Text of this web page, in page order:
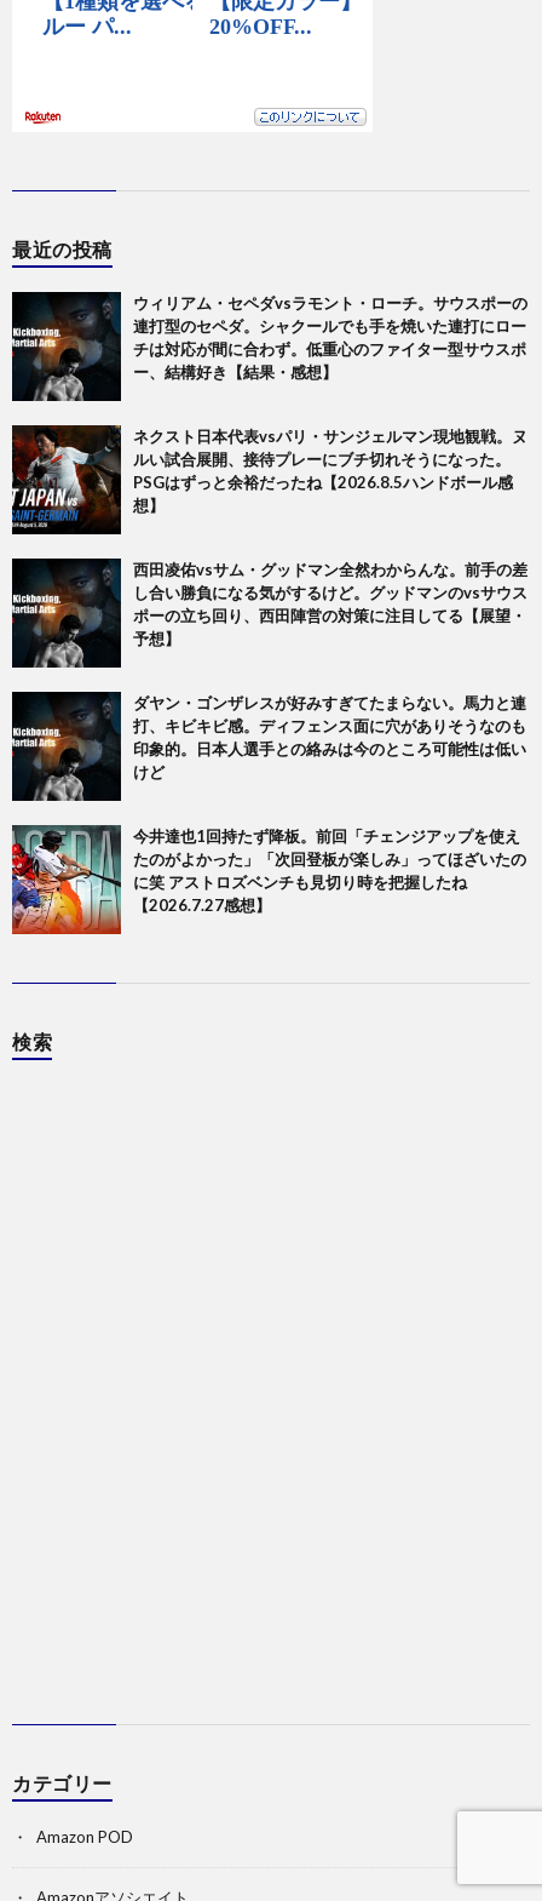
最近の投稿
ウィリアム・セペダvsラモント・ローチ。サウスポーの
連打型のセペダ。シャクールでも手を焼いた連打にロー
チは対応が間に合わず。低重心のファイター型サウスポ
ー、結構好き【結果・感想】
ネクスト日本代表vsパリ・サンジェルマン現地観戦。ヌ
ルい試合展開、接待プレーにブチ切れそうになった。
PSGはずっと余裕だったね【2026.8.5ハンドボール感
想】
西田凌佑vsサム・グッドマン全然わからんな。前手の差
し合い勝負になる気がするけど。グッドマンのvsサウス
ポーの立ち回り、西田陣営の対策に注目してる【展望・
予想】
ダヤン・ゴンザレスが好みすぎてたまらない。馬力と連
打、キビキビ感。ディフェンス面に穴がありそうなのも
印象的。日本人選手との絡みは今のところ可能性は低い
けど
今井達也1回持たず降板。前回「チェンジアップを使え
たのがよかった」「次回登板が楽しみ」ってほざいたの
に笑 アストロズベンチも見切り時を把握したね
【2026.7.27感想】
検索
カテゴリー
Amazon POD
Amazonアソシエイト